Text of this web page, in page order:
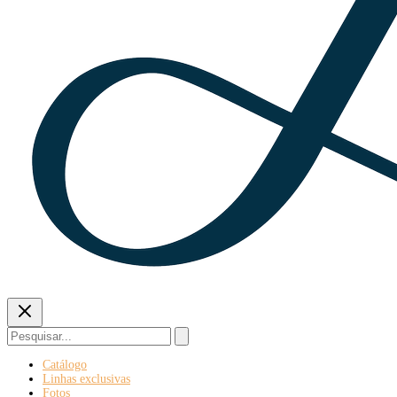
Pesquisar
no
Catálogo
Linhas exclusivas
Fotos